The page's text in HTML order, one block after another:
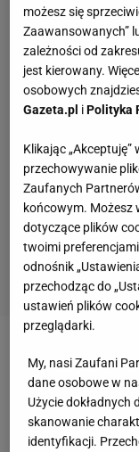
Zobacz wideo
Viniciusa: No,
Były piłkarz
możesz się
Zaawansowanych”
zależności od
jest kierowany.
osobowych
Gazeta.pl iPolityka
Klikając
przechowywanie
Zaufanych
końcowym. Możesz
dotyczące plików
twoimi
odnośnik
przechodząc do
ustawień plików
przeglądarki.
My, nasi Zaufani
dane osobowe w
Użycie
skanowanie
identyfikacji.